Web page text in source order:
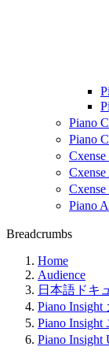
Piano
Piano
Piano
Breadcrumbs
Home
Audience
日本語ドキ
Piano Insight
Piano
Piano